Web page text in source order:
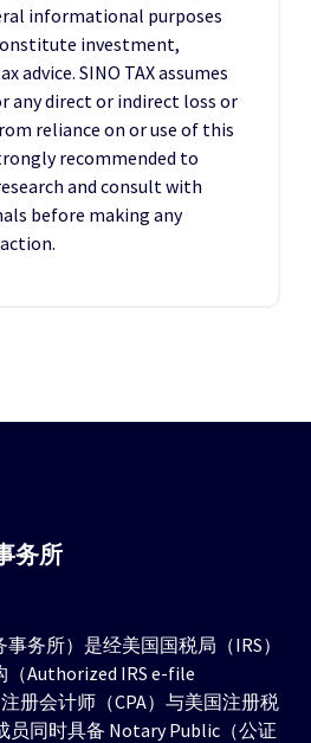
informational purposes
investment,
advice. SINO TAX assumes
any direct or indirect loss or
reliance on or use of this
recommended to
and consult with
before making any
务所
务所）是经美国国税局（IRS）
Authorized IRS e-file
册会计师（CPA）与美国注册税
员同时具备 Notary Public（公证